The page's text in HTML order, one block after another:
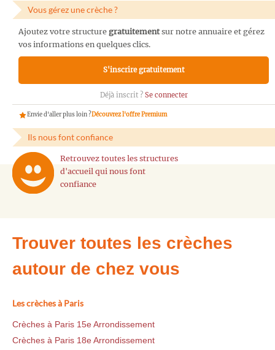
Vous gérez une crèche ?
Ajoutez votre structure gratuitementsur notre annuaire et gérez
vos informations en quelques clics.
S'inscrire gratuitement
Déjà inscrit ? Se connecter
Envie d'aller plus loin ?Découvrez l'offre Premium
Ils nous font confiance
Retrouvez toutes les structures
d'accueil qui nous font
confiance
Trouver toutes les crèches
autour de chez vous
Les crèches à Paris
Crèches à Paris 15e Arrondissement
Crèches à Paris 18e Arrondissement